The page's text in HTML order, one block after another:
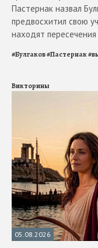
Пастернак назвал
предвосхитил свою
находят
#Булгаков#Пастернак#
Викторины
05.08.2026